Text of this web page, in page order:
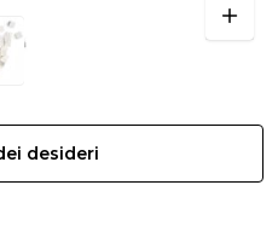
desideri